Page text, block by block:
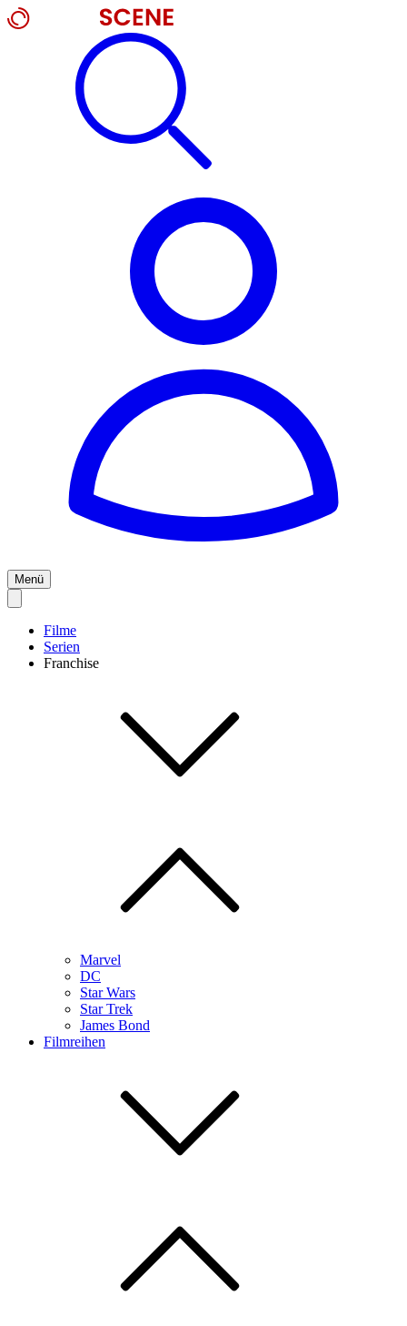
Menü
Filme
Serien
Franchise
Marvel
DC
Star Wars
Star Trek
James Bond
Filmreihen